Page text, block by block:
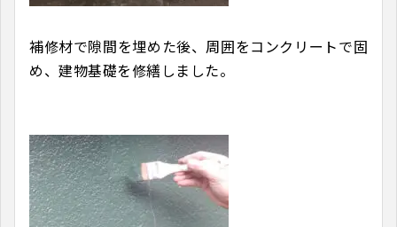
補修材で隙間を埋めた後、周囲をコンクリートで固
め、建物基礎を修繕しました。